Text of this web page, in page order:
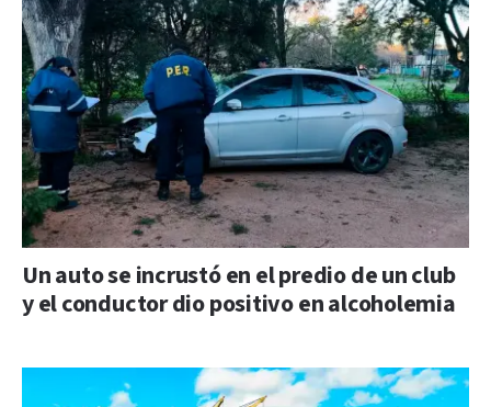
Un auto se incrustó en el predio de un club
y el conductor dio positivo en alcoholemia